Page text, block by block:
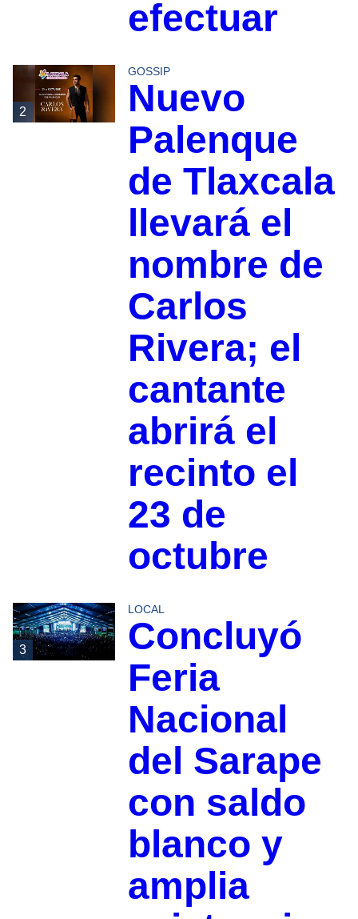
efectuar
2
GOSSIP
Nuevo
Palenque
de Tlaxcala
llevará el
nombre de
Carlos
Rivera; el
cantante
abrirá el
recinto el
23 de
octubre
3
LOCAL
Concluyó
Feria
Nacional
del Sarape
con saldo
blanco y
amplia